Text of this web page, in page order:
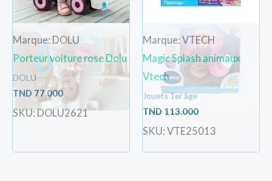
Marque: DOLU
Porteur voiture rose Dolu
DOLU
TND 77.000
SKU: DOLU2621
Marque: VTECH
Magic Splash animaux
Vtech
Jouets 1er âge
TND 113.000
SKU: VTE25013